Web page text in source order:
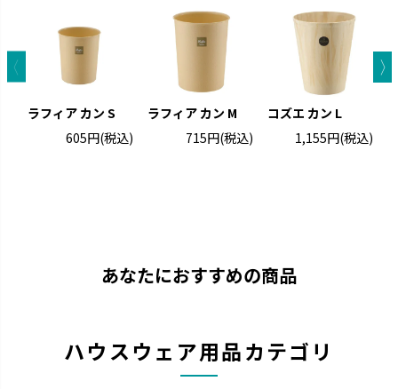
ラフィア カン S
605円(税込)
ラフィア カン M
715円(税込)
コズエ カン L
1,155円(税込)
あなたにおすすめの商品
ハウスウェア用品カテゴリ